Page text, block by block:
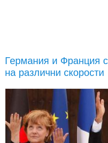
Германия и Франция
на различни скорости